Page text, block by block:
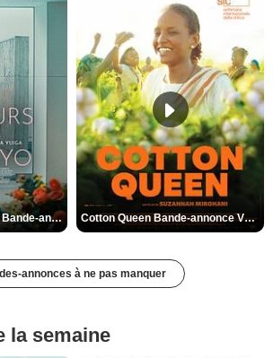
Des Fleurs pour Tokyo Bande-annonce VO STFR Cotton Queen Bande-annonce VO STFR
annonces à ne pas manquer
la semaine